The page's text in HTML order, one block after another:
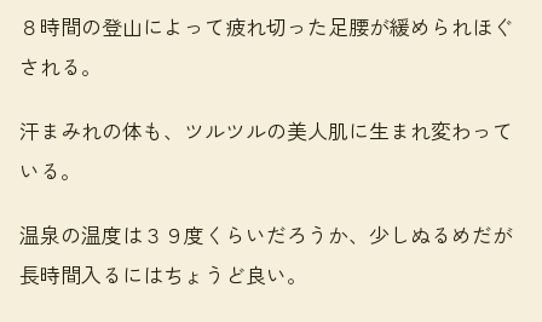
８時間の登山によって疲れ切った足腰が緩められほぐ
される。
汗まみれの体も、ツルツルの美人肌に生まれ変わって
いる。
温泉の温度は３９度くらいだろうか、少しぬるめだが
長時間入るにはちょうど良い。